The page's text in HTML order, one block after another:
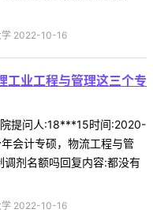
学 2022-10-16
工业工程与管理这三个专
提问人:18***15时间:2020-
会计专硕，物流工程与管
剂名额吗回复内容:都没有
学 2022-10-16